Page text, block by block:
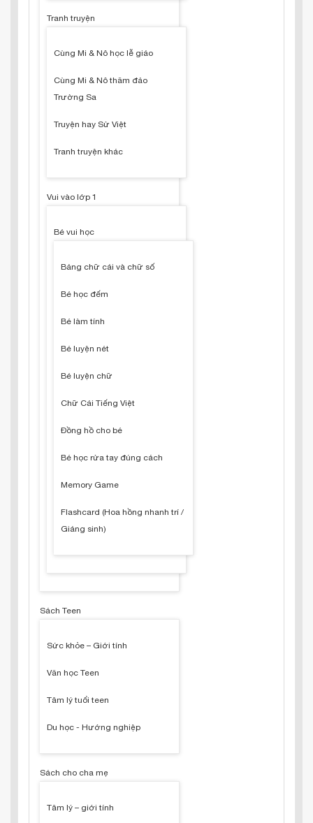
Tranh truyện
Cùng Mi & Nô học lễ giáo
Cùng Mi & Nô thăm đảo
Trường Sa
Truyện hay Sử Việt
Tranh truyện khác
Vui vào lớp 1
Bé vui học
Bảng chữ cái và chữ số
Bé học đếm
Bé làm tính
Bé luyện nét
Bé luyện chữ
Chữ Cái Tiếng Việt
Đồng hồ cho bé
Bé học rửa tay đúng cách
Memory Game
Flashcard (Hoa hồng nhanh trí /
Giáng sinh)
Sách Teen
Sức khỏe – Giới tính
Văn học Teen
Tâm lý tuổi teen
Du học - Hướng nghiệp
Sách cho cha mẹ
Tâm lý – giới tính